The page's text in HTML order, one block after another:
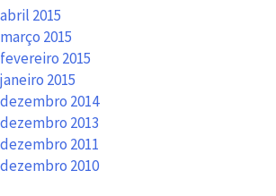
abril 2015
março 2015
fevereiro 2015
janeiro 2015
dezembro 2014
dezembro 2013
dezembro 2011
dezembro 2010